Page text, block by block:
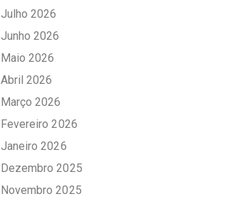
Julho 2026
Junho 2026
Maio 2026
Abril 2026
Março 2026
Fevereiro 2026
Janeiro 2026
Dezembro 2025
Novembro 2025